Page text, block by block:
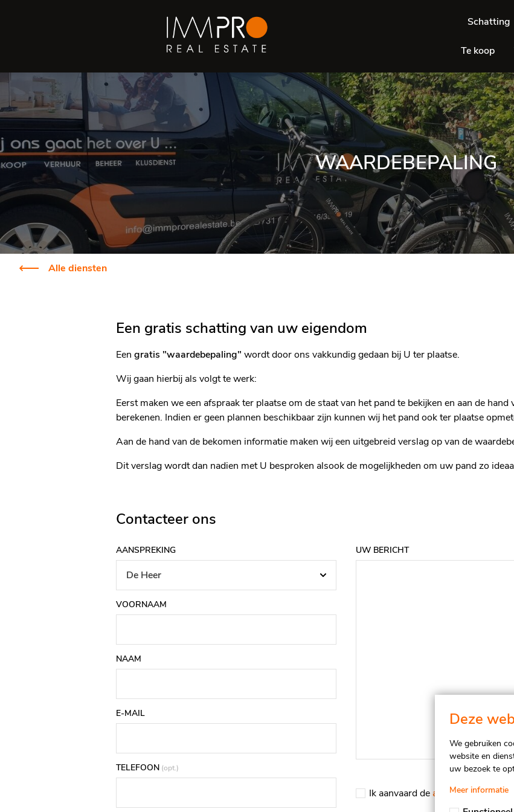
Te koop
Schatting
WAARDEBEPALING
Alle diensten
Een gratis schatting van uw eigendom
Een gratis "waardebepaling" wordt door ons vakkundig gedaan bij U ter plaatse.
Wij gaan hierbij als volgt te werk:
Eerst maken we een afspraak ter plaatse om de staat van het pand te bekijken en aan de
berekenen. Indien er geen plannen beschikbaar zijn kunnen wij het pand ook ter plaatse
Aan de hand van de bekomen informatie maken wij een uitgebreid verslag op van de
Dit verslag wordt dan nadien met U besproken alsook de mogelijkheden om uw pand zo
Contacteer ons
De Heer
AANSPREKING
VOORNAAM
NAAM
E-MAIL
TELEFOON
UW BERICHT
Ik aanvaard dealgemene
Deze
We gebruiken
website en
uw bezoek te
Meer informatie